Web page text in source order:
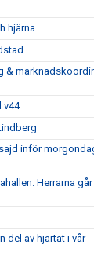
hjärna
&
v44
inför
Herrarna
del av hjärtat i vår